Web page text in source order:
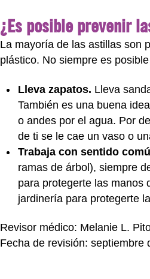
¿Es posible prevenir
La mayoría de las astillas son
plástico. No siempre es
Lleva zapatos. Lleva
También es una buena
o andes por el agua. Por
de ti se le cae un vaso o
Trabaja con sentido
ramas de árbol), siempre
para protegerte las manos
jardinería para protegerte
Revisor médico: Melanie L.
Fecha de revisión: septiembre